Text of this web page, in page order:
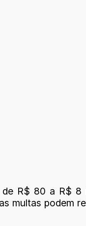
R$ 80 a R$
multas podem